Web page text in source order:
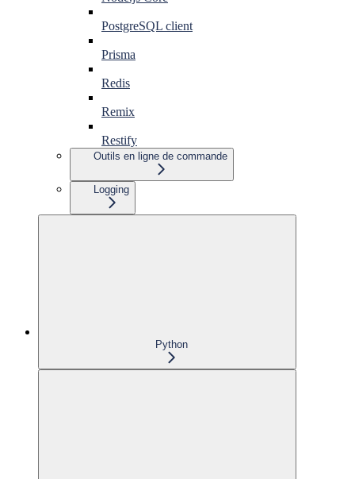
PostgreSQL client
Prisma
Redis
Remix
Restify
Outils en ligne de commande
Logging
Python